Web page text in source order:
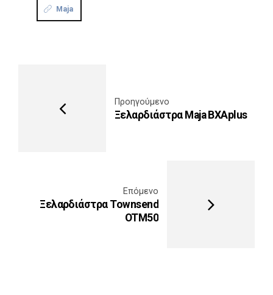
Maja
Προηγούμενο
Ξελαρδιάστρα Maja BXAplus
Επόμενο
Ξελαρδιάστρα Townsend
OTM50